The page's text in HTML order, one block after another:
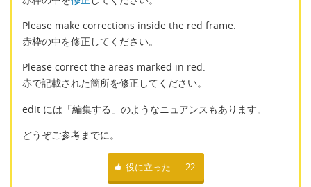
Please make corrections inside the red frame.
赤枠の中を修正してください。
Please correct the areas marked in red.
赤で記載された箇所を修正してください。
edit には「編集する」のようなニュアンスもあります。
どうぞご参考までに。
役に立った 22